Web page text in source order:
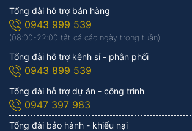
Tổng đài hỗ trợ bán hàng
0943 999 539
(08:00-22:00 tất cả các ngày trong tuần)
Tổng đài hỗ trợ kênh sỉ - phân phối
0943 899 539
Tổng đài hỗ trợ dự án - công trình
0947 397 983
Tổng đài bảo hành - khiếu nại